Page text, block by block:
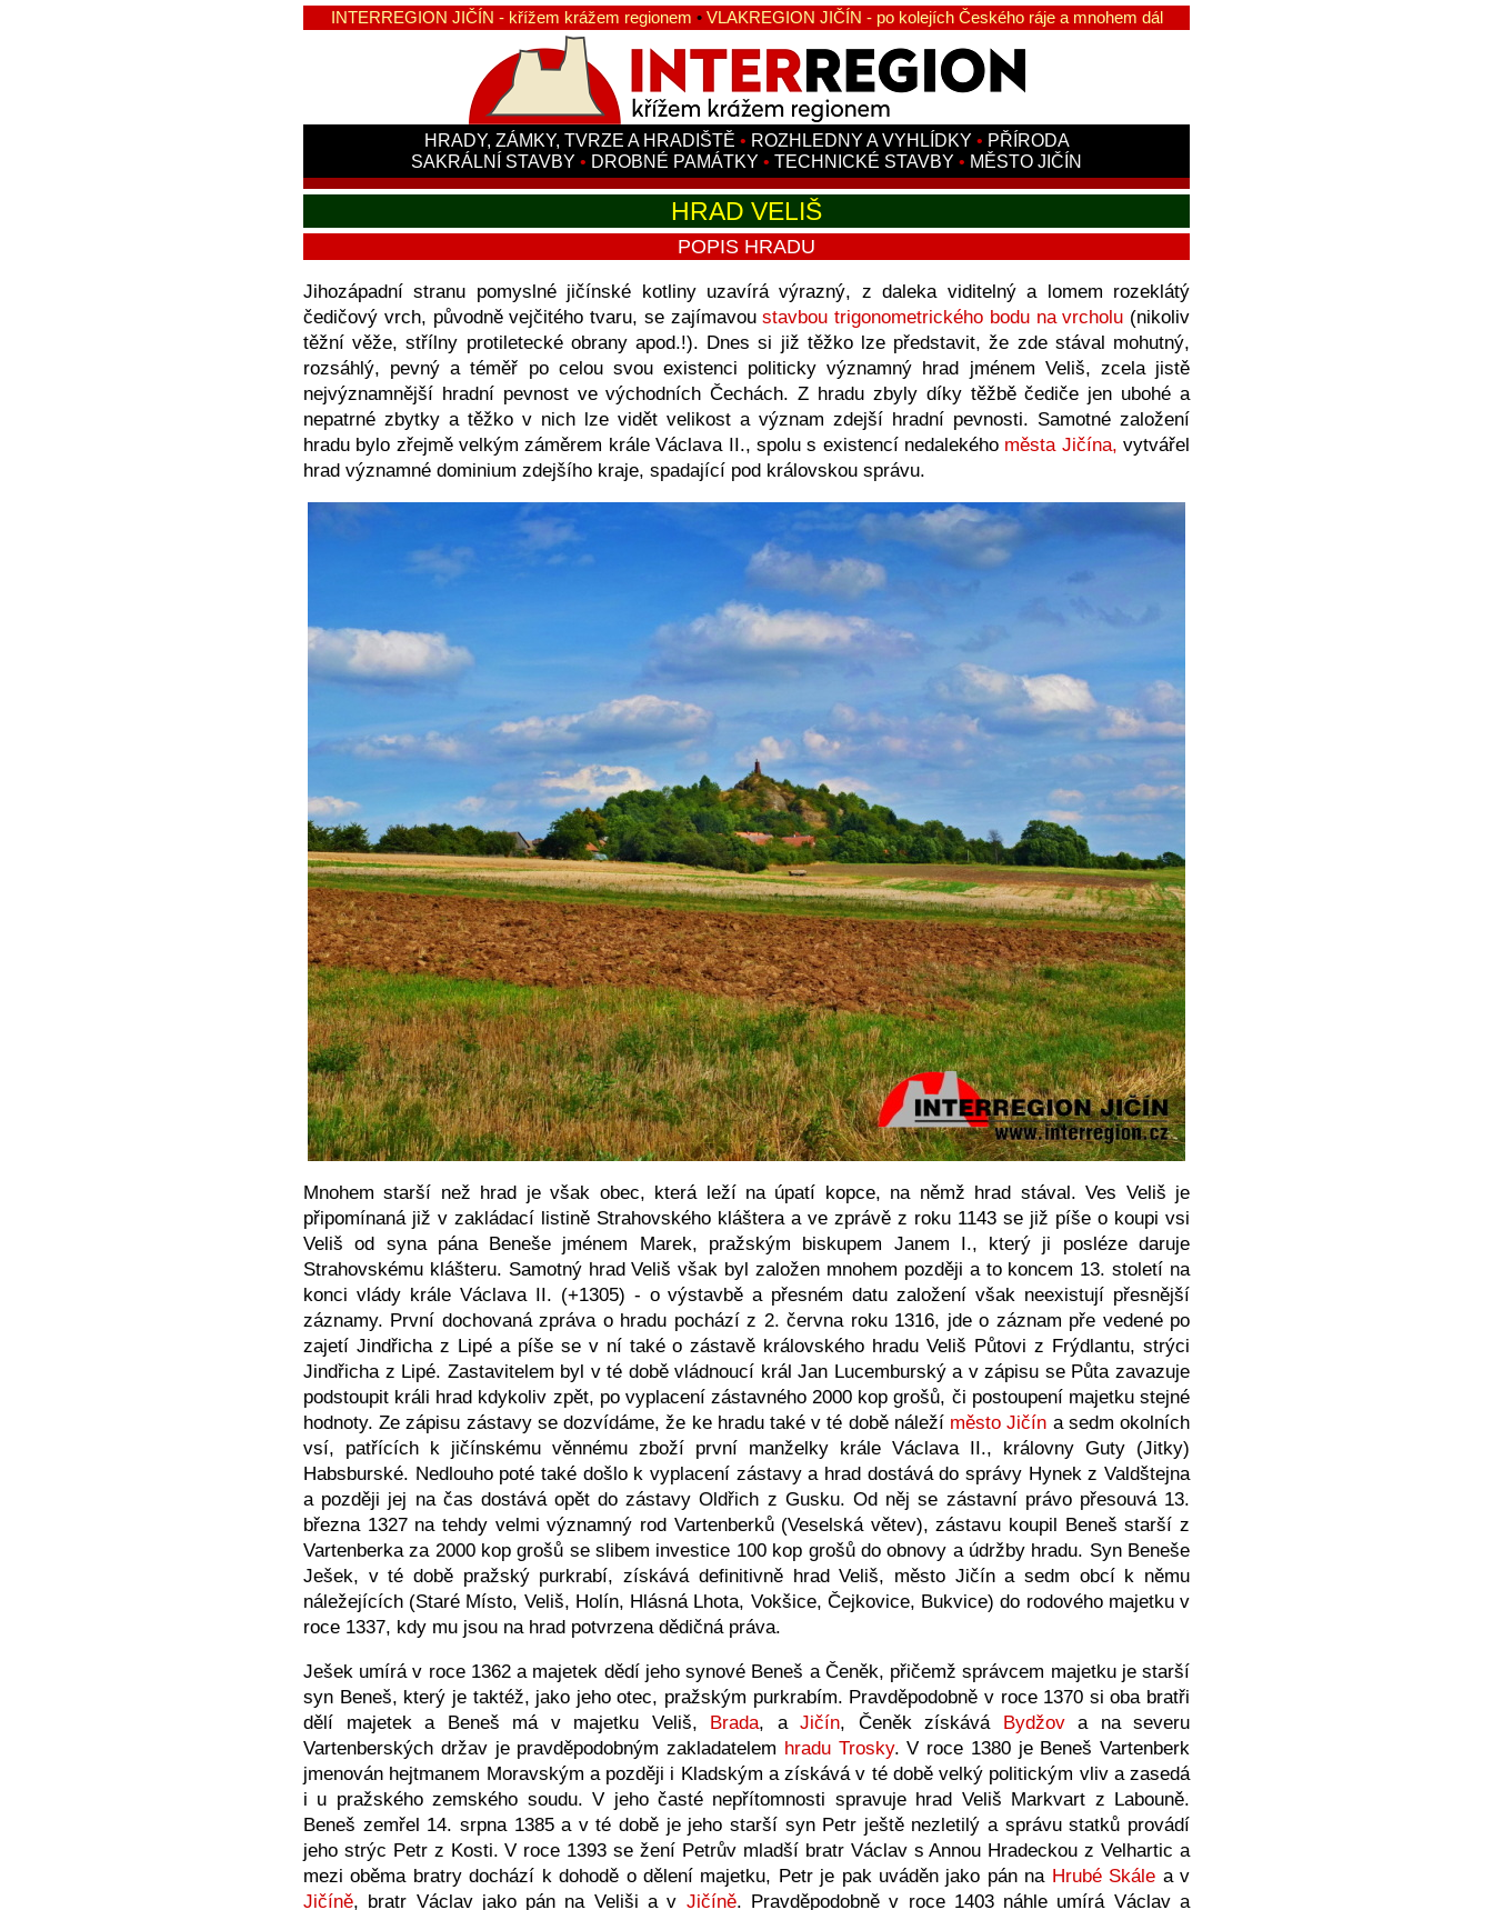
INTERREGION JIČÍN - křížem krážem regionem • VLAKREGION JIČÍN - po kolejích Českého ráje a mnohem dál
HRADY, ZÁMKY, TVRZE A HRADIŠTĚ • ROZHLEDNY A VYHLÍDKY • PŘÍRODA
SAKRÁLNÍ STAVBY • DROBNÉ PAMÁTKY • TECHNICKÉ STAVBY • MĚSTO JIČÍN
HRAD VELIŠ
POPIS HRADU
Jihozápadní stranu pomyslné jičínské kotliny uzavírá výrazný, z daleka viditelný a lomem rozeklátý
čedičový vrch, původně vejčitého tvaru, se zajímavoustavbou trigonometrického bodu na vrcholu (nikoliv
těžní věže, střílny protiletecké obrany apod.!). Dnes si již těžko lze představit, že zde stával mohutný,
rozsáhlý, pevný a téměř po celou svou existenci politicky významný hrad jménem Veliš, zcela jistě
nejvýznamnější hradní pevnost ve východních Čechách. Z hradu zbyly díky těžbě čediče jen ubohé a
nepatrné zbytky a těžko v nich lze vidět velikost a význam zdejší hradní pevnosti. Samotné založení
hradu bylo zřejmě velkým záměrem krále Václava II., spolu s existencí nedalekého města Jičína, vytvářel
hrad významné dominium zdejšího kraje, spadající pod královskou správu.
Mnohem starší než hrad je však obec, která leží na úpatí kopce, na němž hrad stával. Ves Veliš je
připomínaná již v zakládací listině Strahovského kláštera a ve zprávě z roku 1143 se již píše o koupi vsi
Veliš od syna pána Beneše jménem Marek, pražským biskupem Janem I., který ji posléze daruje
Strahovskému klášteru. Samotný hrad Veliš však byl založen mnohem později a to koncem 13. století na
konci vlády krále Václava II. (+1305) - o výstavbě a přesném datu založení však neexistují přesnější
záznamy. První dochovaná zpráva o hradu pochází z 2. června roku 1316, jde o záznam pře vedené po
zajetí Jindřicha z Lipé a píše se v ní také o zástavě královského hradu Veliš Půtovi z Frýdlantu, strýci
Jindřicha z Lipé. Zastavitelem byl v té době vládnoucí král Jan Lucemburský a v zápisu se Půta zavazuje
podstoupit králi hrad kdykoliv zpět, po vyplacení zástavného 2000 kop grošů, či postoupení majetku stejné
hodnoty. Ze zápisu zástavy se dozvídáme, že ke hradu také v té době náleží město Jičín a sedm okolních
vsí, patřících k jičínskému věnnému zboží první manželky krále Václava II., královny Guty (Jitky)
Habsburské. Nedlouho poté také došlo k vyplacení zástavy a hrad dostává do správy Hynek z Valdštejna
a později jej na čas dostává opět do zástavy Oldřich z Gusku. Od něj se zástavní právo přesouvá 13.
března 1327 na tehdy velmi významný rod Vartenberků (Veselská větev), zástavu koupil Beneš starší z
Vartenberka za 2000 kop grošů se slibem investice 100 kop grošů do obnovy a údržby hradu. Syn Beneše
Ješek, v té době pražský purkrabí, získává definitivně hrad Veliš, město Jičín a sedm obcí k němu
náležejících (Staré Místo, Veliš, Holín, Hlásná Lhota, Vokšice, Čejkovice, Bukvice) do rodového majetku v
roce 1337, kdy mu jsou na hrad potvrzena dědičná práva.
Ješek umírá v roce 1362 a majetek dědí jeho synové Beneš a Čeněk, přičemž správcem majetku je starší
syn Beneš, který je taktéž, jako jeho otec, pražským purkrabím. Pravděpodobně v roce 1370 si oba bratři
dělí majetek a Beneš má v majetku Veliš, Brada, a Jičín, Čeněk získává Bydžova na severu
Vartenberských držav je pravděpodobným zakladatelem hradu Trosky. V roce 1380 je Beneš Vartenberk
jmenován hejtmanem Moravským a později i Kladským a získává v té době velký politickým vliv a zasedá
i u pražského zemského soudu. V jeho časté nepřítomnosti spravuje hrad Veliš Markvart z Labouně.
Beneš zemřel 14. srpna 1385 a v té době je jeho starší syn Petr ještě nezletilý a správu statků provádí
jeho strýc Petr z Kosti. V roce 1393 se žení Petrův mladší bratr Václav s Annou Hradeckou z Velhartic a
mezi oběma bratry dochází k dohodě o dělení majetku, Petr je pak uváděn jako pán na Hrubé Skále a v
Jičíně, bratr Václav jako pán na Veliši a v Jičíně. Pravděpodobně v roce 1403 náhle umírá Václav a